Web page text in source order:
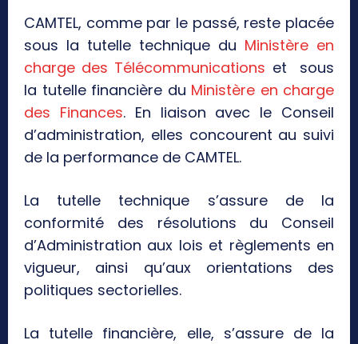
CAMTEL, comme par le passé, reste placée
sous la tutelle technique du Ministère en
charge des Télécommunications et sous
la tutelle financière du Ministère en charge
des Finances. En liaison avec le Conseil
d’administration, elles concourent au suivi
de la performance de CAMTEL.
La tutelle technique s’assure de la
conformité des résolutions du Conseil
d’Administration aux lois et règlements en
vigueur, ainsi qu’aux orientations des
politiques sectorielles.
La tutelle financière, elle, s’assure de la